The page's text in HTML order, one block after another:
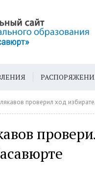
ПЛАНпроверил ход